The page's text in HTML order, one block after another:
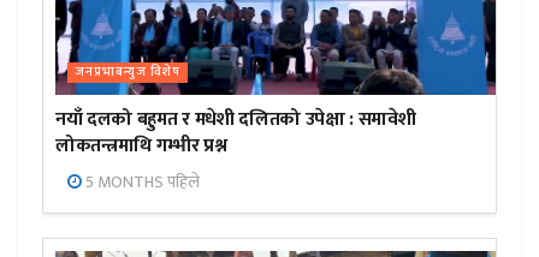
जनप्रभाबन्युज विशेष
नयाँ दलको बहुमत र मधेशी दलितको उपेक्षा : समावेशी
लोकतन्त्रमाथि गम्भीर प्रश्न
5 MONTHS पहिले